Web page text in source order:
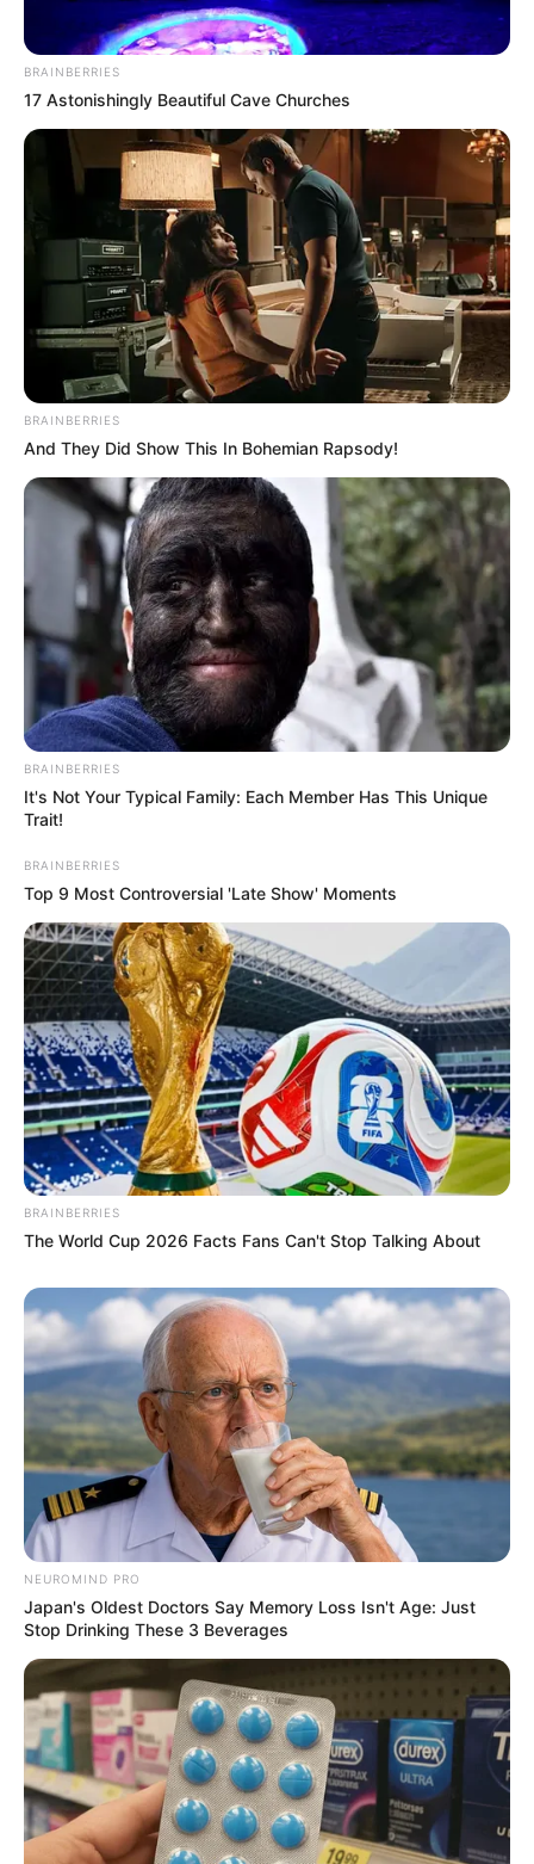
BRAINBERRIES
17 Astonishingly Beautiful Cave Churches
BRAINBERRIES
And They Did Show This In Bohemian Rapsody!
BRAINBERRIES
It's Not Your Typical Family: Each Member Has This Unique
Trait!
BRAINBERRIES
Top 9 Most Controversial 'Late Show' Moments
BRAINBERRIES
The World Cup 2026 Facts Fans Can't Stop Talking About
NEUROMIND PRO
Japan's Oldest Doctors Say Memory Loss Isn't Age: Just
Stop Drinking These 3 Beverages